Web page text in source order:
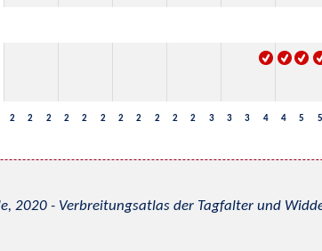
2 2 2 2 2 2 2 2 2 2 2 3 3 3 4 4 5 5
2020 - Verbreitungsatlas der Tagfalter und